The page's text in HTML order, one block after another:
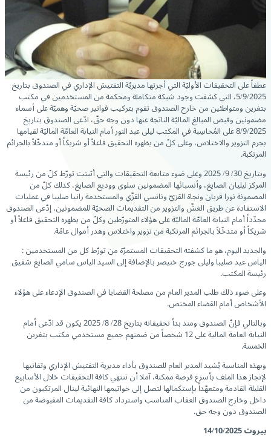
عطفاً على التحقيقات الأوليّة التي أجرتها مديريّة التفتيش الإداري في الصندوق بتاريخ
5/9/2025، التي كشفت وجود شبكة متكاملة ومحكمة من المستخدمين في مكتب
بتغرين ومتواطئين من خارج الصندوق تقوم بتركيب فواتير صحيّة وهميّة على أسماء
مضمونين وقبض المبالغ الماليّة الناتجة عنها دون وجه حقّ، ادّعى الصندوق بتاريخ
8/9/2025 على المُحاسِبة في المكتب ليلى عبد النور أمام النيابة العامّة الماليّة لقيامها
بجرم التزوير والاختلاس، وعلى كلّ من يظهره التحقيق فاعلاً أو شريكاً أو متدخّلاً بالجرائم
المرتكبة.
وبتاريخ 30/ 9/ 2025 وعلى ضوء متابعة التحقيقات والتي أثبتت تورّط كلّ من رئيسة
المركز ليليان الصايغ، وأنسبائها المضمونين سلوى ووديع الصايغ، كذلك كلّ من
المضمونة نورا قربان ونجاة القزيّ ونانسي القزّي والمستخدمة رانيا صليبا في عمليات
الاستفادة عن طريق الغشّ والتزوير من التقديمات الصحيّة للمضمونين، إدّعى الصندوق
مجدّداً أمام النيابة العامّة الماليّة على هؤلاء المتورّطين وكلّ من يظهره التحقيق فاعلاً أو
شريكاً أو متدخّلاً بالجرائم المرتكبة من تزوير واختلاس وهدر أموال عامّة.
والجديد اليوم، هو ما كشفته التحقيقات المستمرّة من تورّط كل من المستخدمين :
الياس عيد صليبا وليلى جورج خنيصر بالإضافة إلى السيد الياس سامي الصايغ شقيق
رئيسة المكتب.
وعلى ضوء ذلك طلب المدير العام من مصلحة القضايا في الصندوق الإدعاء على هؤلاء
الأشخاص أمام القضاء المختص.
وبالتالي فإنّ الصندوق ومنذ بدأ تحقيقاته بتاريخ 28/ 8/ 2025 يكون قد ادّعى أمام
النيابة العامة المالية على 12 شخصاً من ضمنهم جميع مستخدمي مكتب بتغرين
الخمسة.
وبهذه المناسبة يُشيد المدير العام للصندوق بأداء مديرية التفتيش الإداري وتفانيها
لإنجاز هذا الملف بأسرع فرصة ممكنة، آملا أن تنتهي كافة التحقيقات خلال الأسابيع
القليلة القادمة ومتعهّداً بإستكمالها لتصل إلى خواتيمها النهائية لينال المرتكبون من
داخل وخارج الصندوق العقاب المناسب واسترداد كافة التقديمات المقبوضة من
الصندوق دون وجه حق.
بيروت14/10/2025